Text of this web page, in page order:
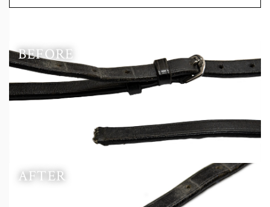
BEFORE
AFTER